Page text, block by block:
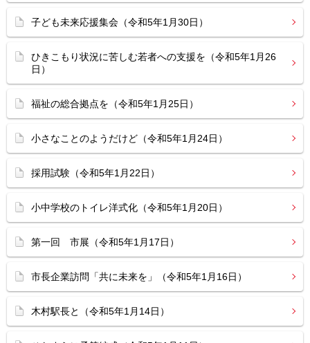
子ども未来応援集会（令和5年1月30日）
ひきこもり状況に苦しむ若者への支援を（令和5年1月26
日）
福祉の総合拠点を（令和5年1月25日）
小さなことのようだけど（令和5年1月24日）
採用試験（令和5年1月22日）
小中学校のトイレ洋式化（令和5年1月20日）
第一回 市展（令和5年1月17日）
市長企業訪問「共に未来を」（令和5年1月16日）
木村駅長と（令和5年1月14日）